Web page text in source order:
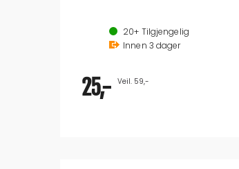
Ø innv.: 19 mm
20+ Tilgjengelig
Innen 3 dager
25,- Veil. 59,-